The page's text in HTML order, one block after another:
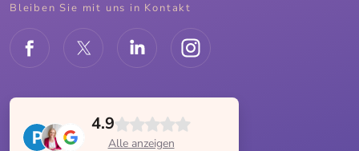
Bleiben Sie mit uns in Kontakt
4.9
Alle anzeigen